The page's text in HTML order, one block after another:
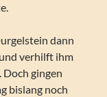
dann
verhilft ihm
gingen
bislang noch